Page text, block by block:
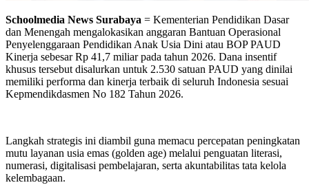
Schoolmedia News Surabaya = Kementerian Pendidikan Dasar
dan Menengah mengalokasikan anggaran Bantuan Operasional
Penyelenggaraan Pendidikan Anak Usia Dini atau BOP PAUD
Kinerja sebesar Rp 41,7 miliar pada tahun 2026. Dana insentif
khusus tersebut disalurkan untuk 2.530 satuan PAUD yang dinilai
memiliki performa dan kinerja terbaik di seluruh Indonesia sesuai
Kepmendikdasmen No 182 Tahun 2026.
Langkah strategis ini diambil guna memacu percepatan peningkatan
mutu layanan usia emas (golden age) melalui penguatan literasi,
numerasi, digitalisasi pembelajaran, serta akuntabilitas tata kelola
kelembagaan.